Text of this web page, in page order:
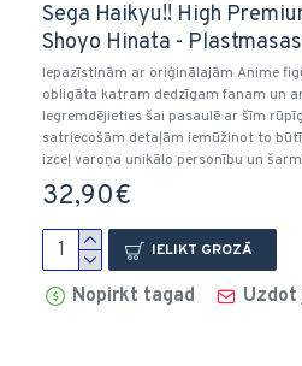
Sega Haikyu!! High
Shoyo Hinata -
Iepazīstinām ar oriģinālajām Anime
obligāta katram dedzīgam fanam un
Iegremdējieties šai pasaulē ar šīm
satriecošām detaļām iemūžinot to
izceļ varoņa unikālo personību un
32,90€
IELIKT GROZĀ
Nopirkt tagad Uzdot